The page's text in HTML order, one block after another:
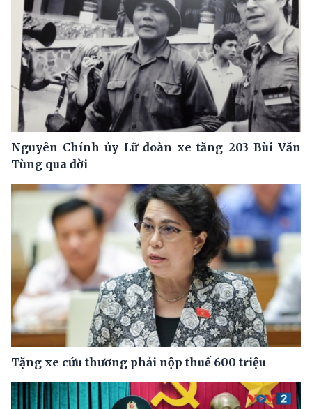
Nguyên Chính ủy Lữ đoàn xe tăng 203 Bùi Văn
Tùng qua đời
Tặng xe cứu thương phải nộp thuế 600 triệu